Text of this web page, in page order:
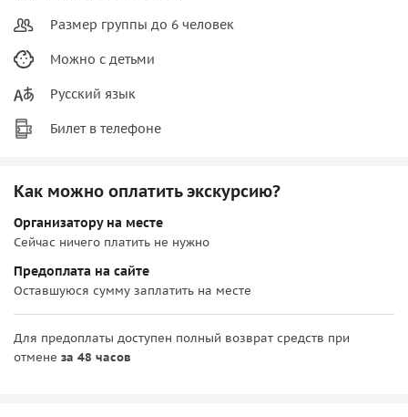
Размер группы до 6 человек
Можно с детьми
Русский язык
Билет в телефоне
Как можно оплатить экскурсию?
Организатору на месте
Сейчас ничего платить не нужно
Предоплата на сайте
Оставшуюся сумму заплатить на месте
Для предоплаты доступен полный возврат средств при
отмене за 48 часов